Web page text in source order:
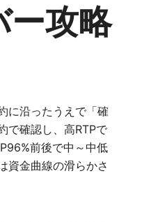
ー攻略
に沿ったうえで「確
で確認し、高RTPで
前後で中～中低
資金曲線の滑らかさ